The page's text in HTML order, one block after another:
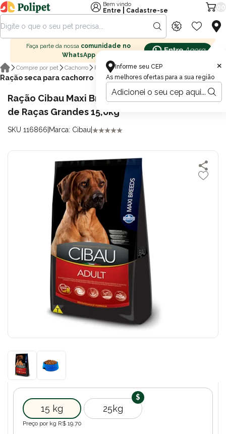
Informe seu CEP
As melhores ofertas para a sua região
×
Bem vindo
Entre
Cadastre-se
Faça parte da nossa comunidade no
WhatsApp
Compre por pet
Cachorro Ração para cachorro
Ração seca para cachorro
Ração Cibau Maxi Breeds para Cães Adultos
de Raças Grandes 15,0kg
SKU 116866 Marca: Cibau
15 kg 25kg
Preço por kg R$ 19,70